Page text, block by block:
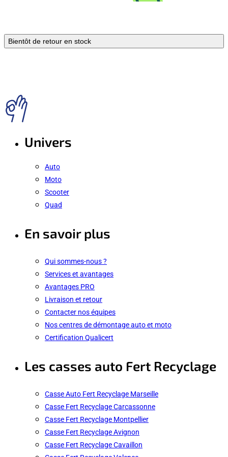
Bientôt de retour en stock
Univers
Auto
Moto
Scooter
Quad
En savoir plus
Qui sommes-nous ?
Services et avantages
Avantages PRO
Livraison et retour
Contacter nos équipes
Nos centres de démontage auto et moto
Certification Qualicert
Les casses auto Fert Recyclage
Casse Auto Fert Recyclage Marseille
Casse Fert Recyclage Carcassonne
Casse Fert Recyclage Montpellier
Casse Fert Recyclage Avignon
Casse Fert Recyclage Cavaillon